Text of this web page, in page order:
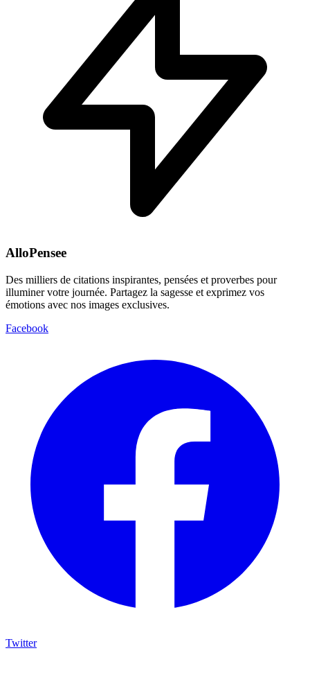
AlloPensee
Des milliers de citations inspirantes, pensées et proverbes pour
illuminer votre journée. Partagez la sagesse et exprimez vos
émotions avec nos images exclusives.
Facebook
Twitter